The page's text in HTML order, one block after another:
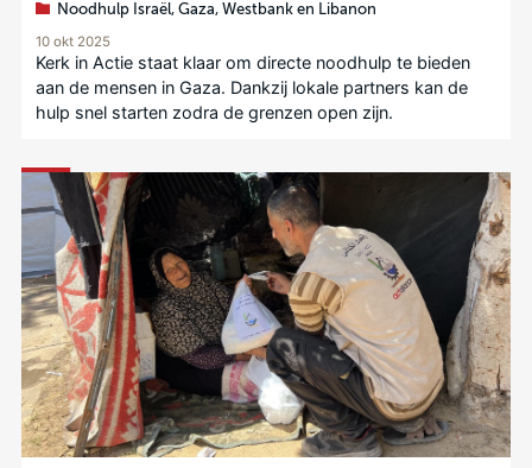
Noodhulp Israël, Gaza, Westbank en Libanon
10 okt 2025
Kerk in Actie staat klaar om directe noodhulp te bieden
aan de mensen in Gaza. Dankzij lokale partners kan de
hulp snel starten zodra de grenzen open zijn.